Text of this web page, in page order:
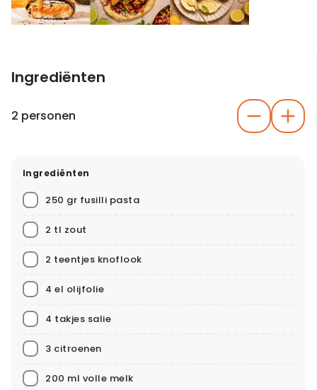
Ingrediënten
2 personen
Ingrediënten
250 gr fusilli pasta
2 tl zout
2 teentjes knoflook
4 el olijfolie
4 takjes salie
3 citroenen
200 ml volle melk